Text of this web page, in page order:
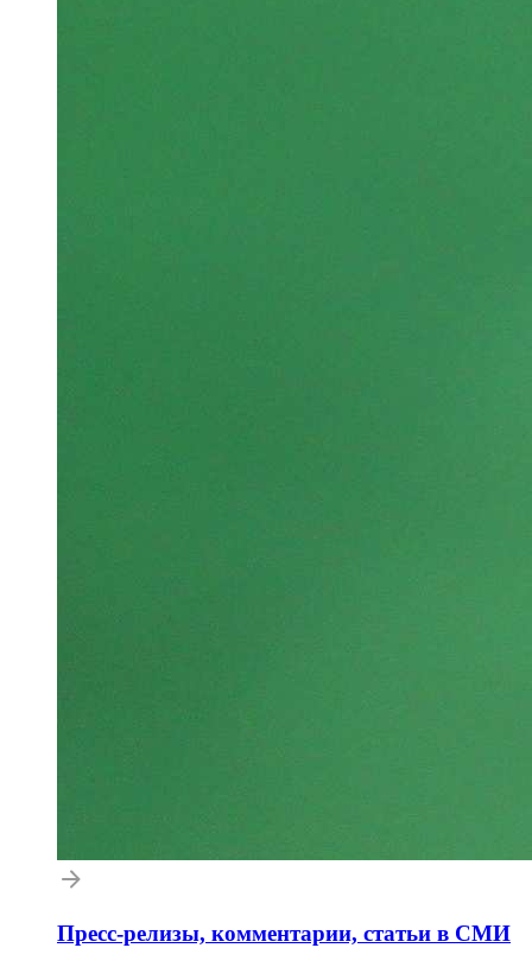
Пресс-релизы, комментарии, статьи в СМИ